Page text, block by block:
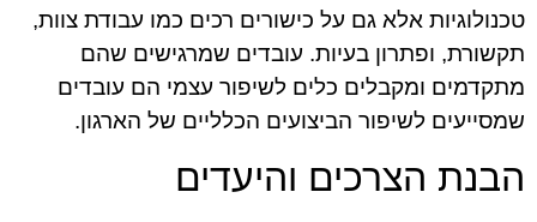
טכנולוגיות אלא גם על כישורים רכים כמו עבודת צוות,
תקשורת, ופתרון בעיות. עובדים שמרגישים שהם
מתקדמים ומקבלים כלים לשיפור עצמי הם עובדים
שמסייעים לשיפור הביצועים הכלליים של הארגון.
הבנת הצרכים והיעדים